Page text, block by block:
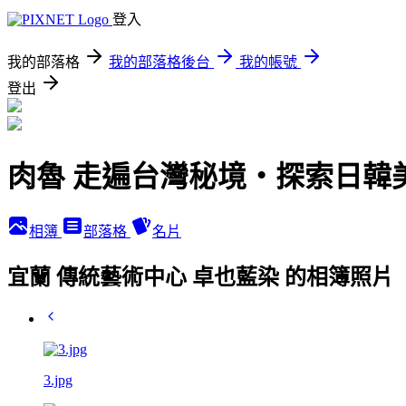
登入
我的部落格 我的部落格後台
我的帳號
登出
肉魯 走遍台灣秘境・探索日韓
相簿 部落格 名片
宜蘭 傳統藝術中心 卓也藍染 的相簿照片
3.jpg